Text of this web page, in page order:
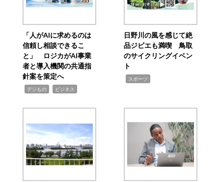
「人がAIに求めるのは
信頼し相談できるこ
と」 ロジカがAI事業
者と導入機関の共通指
針案を策定へ
デジもの ビジネス
日野川の風を感じて絶
品ジビエも満喫 鳥取
のサイクリングイベン
ト
スポーツ